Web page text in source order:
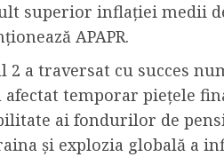
superior inflației medii
APAPR.
a traversat cu succes
afectat temporar piețele
ai fondurilor de
și explozia globală a
4 min